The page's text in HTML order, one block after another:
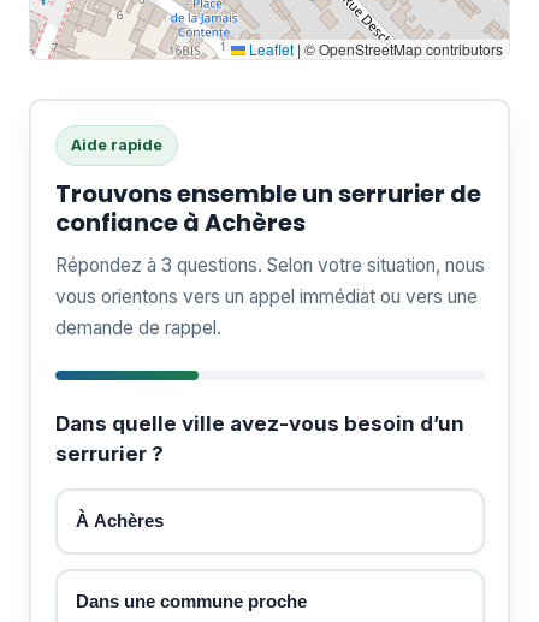
Leaflet | © OpenStreetMap contributors
Aide rapide
Trouvons ensemble un serrurier de
confiance à Achères
Répondez à 3 questions. Selon votre situation, nous
vous orientons vers un appel immédiat ou vers une
demande de rappel.
Dans quelle ville avez-vous besoin d’un
serrurier ?
À Achères
Dans une commune proche